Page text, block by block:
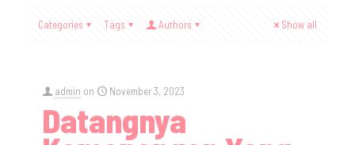
Categories Tags Authors Show all
admin on November 3, 2023
Datangnya